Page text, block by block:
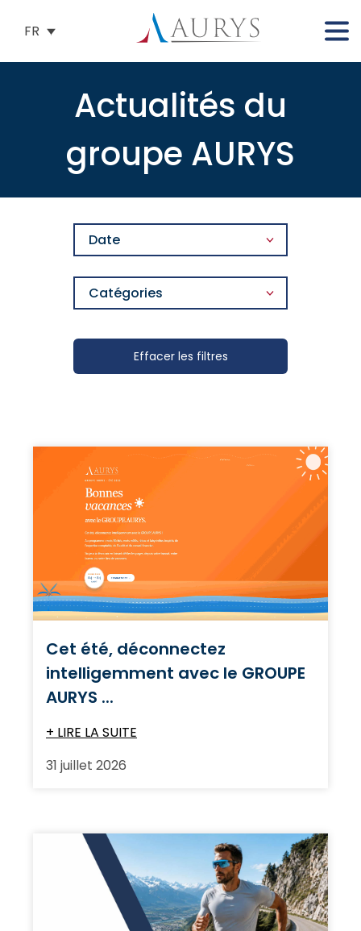
FR
Actualités du
groupe AURYS
Date
Catégories
Effacer les filtres
Cet été, déconnectez
intelligemment avec le GROUPE
AURYS ...
+ LIRE LA SUITE
31 juillet 2026